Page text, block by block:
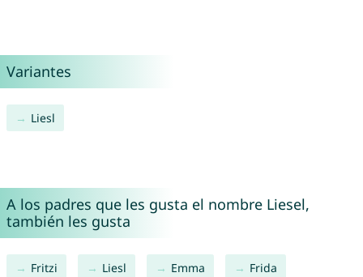
Variantes
Liesl
A los padres que les gusta el nombre Liesel,
también les gusta
Fritzi Liesl Emma Frida